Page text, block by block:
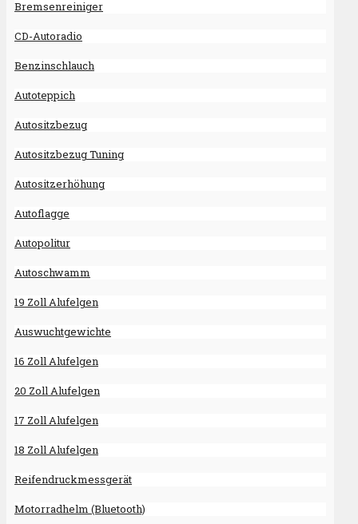
Bremsenreiniger
CD-Autoradio
Benzinschlauch
Autoteppich
Autositzbezug
Autositzbezug Tuning
Autositzerhöhung
Autoflagge
Autopolitur
Autoschwamm
19 Zoll Alufelgen
Auswuchtgewichte
16 Zoll Alufelgen
20 Zoll Alufelgen
17 Zoll Alufelgen
18 Zoll Alufelgen
Reifendruckmessgerät
Motorradhelm (Bluetooth)